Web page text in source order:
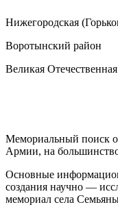
Нижегородская
Воротынский район
Великая
Мемориальный поиск
Армии, на
Основные
создания научно —
мемориал села